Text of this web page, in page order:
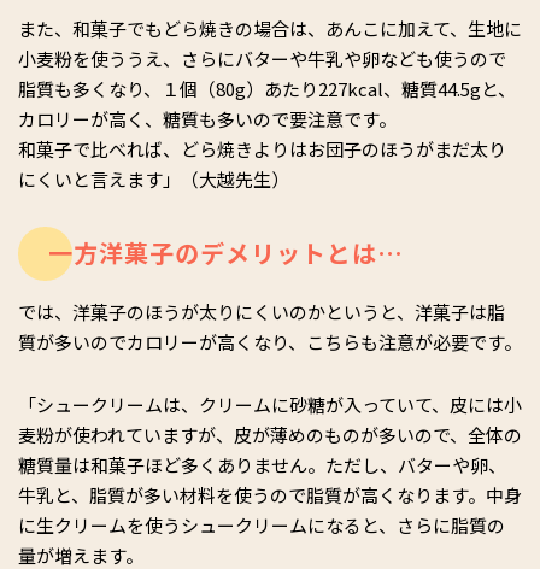
また、和菓子でもどら焼きの場合は、あんこに加えて、生地に
小麦粉を使ううえ、さらにバターや牛乳や卵なども使うので
脂質も多くなり、１個（80g）あたり227kcal、糖質44.5gと、
カロリーが高く、糖質も多いので要注意です。
和菓子で比べれば、どら焼きよりはお団子のほうがまだ太り
にくいと言えます」（大越先生）
一方洋菓子のデメリットとは…
では、洋菓子のほうが太りにくいのかというと、洋菓子は脂
質が多いのでカロリーが高くなり、こちらも注意が必要です。
「シュークリームは、クリームに砂糖が入っていて、皮には小
麦粉が使われていますが、皮が薄めのものが多いので、全体の
糖質量は和菓子ほど多くありません。ただし、バターや卵、
牛乳と、脂質が多い材料を使うので脂質が高くなります。中身
に生クリームを使うシュークリームになると、さらに脂質の
量が増えます。